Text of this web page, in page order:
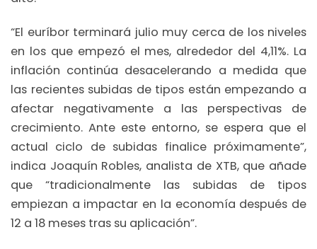
“El euríbor terminará julio muy cerca de los niveles
en los que empezó el mes, alrededor del 4,11%. La
inflación continúa desacelerando a medida que
las recientes subidas de tipos están empezando a
afectar negativamente a las perspectivas de
crecimiento. Ante este entorno, se espera que el
actual ciclo de subidas finalice próximamente”,
indica Joaquín Robles, analista de XTB, que añade
que “tradicionalmente las subidas de tipos
empiezan a impactar en la economía después de
12 a 18 meses tras su aplicación”.